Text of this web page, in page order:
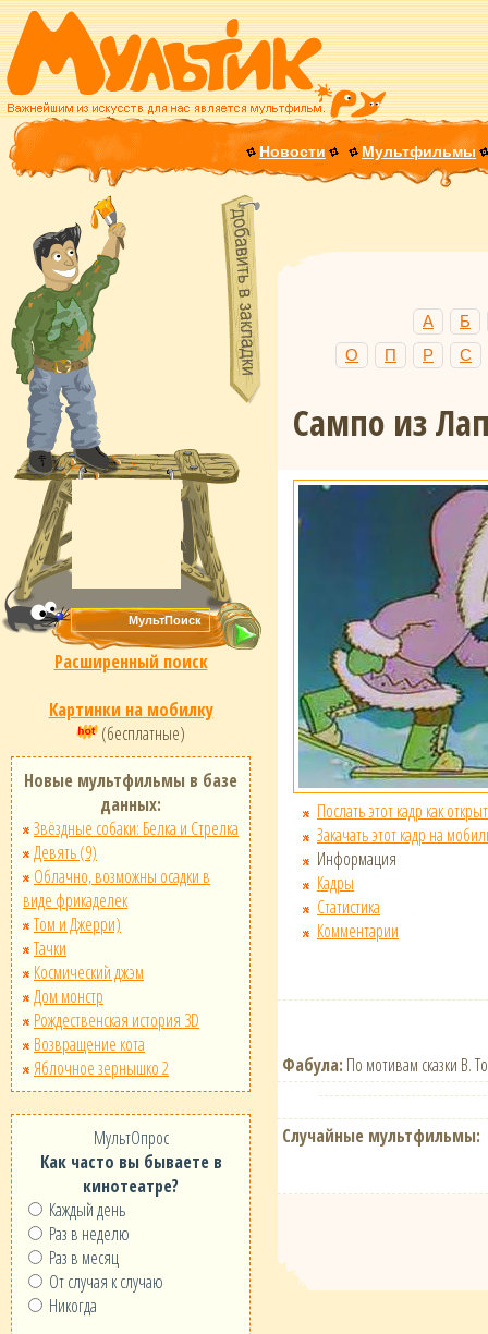
Новости Мультфильмы
Расширенный поиск
Картинки на мобилку
(бесплатные)
Новые мультфильмы в базе
данных:
Звёздные собаки: Белка и Стрелка
Девять (9)
Облачно, возможны осадки в
виде фрикаделек
Том и Джерри)
Тачки
Космический джэм
Дом монстр
Рождественская история 3D
Возвращение кота
Яблочное зернышко 2
МультОпрос
Как часто вы бываете в
кинотеатре?
Каждый день
Раз в неделю
Раз в месяц
От случая к случаю
Никогда
А
Б
О
П Р С
Сампо из
Послать этот кадр как
Закачать этот кадр на
Информация
Кадры
Статистика
Комментарии
Фабула: По мотивам сказки В.
Случайные мультфильмы: